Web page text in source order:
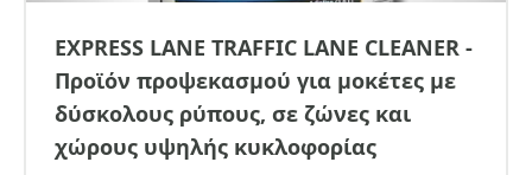
EXPRESS LANE TRAFFIC LANE CLEANER -
Προϊόν προψεκασμού για μοκέτες με
δύσκολους ρύπους, σε ζώνες και
χώρους υψηλής κυκλοφορίας